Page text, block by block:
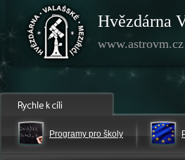
Hvězdárna
www.astrovm.cz
Programy pro školy